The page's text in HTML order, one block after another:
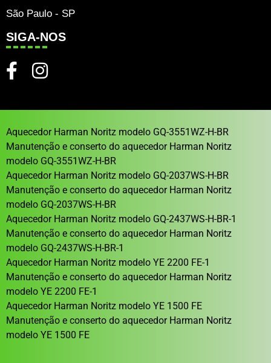
São Paulo - SP
SIGA-NOS
Aquecedor Harman Noritz modelo GQ-3551WZ-H-BR
Manutenção e conserto do aquecedor Harman Noritz
modelo GQ-3551WZ-H-BR
Aquecedor Harman Noritz modelo GQ-2037WS-H-BR
Manutenção e conserto do aquecedor Harman Noritz
modelo GQ-2037WS-H-BR
Aquecedor Harman Noritz modelo GQ-2437WS-H-BR-1
Manutenção e conserto do aquecedor Harman Noritz
modelo GQ-2437WS-H-BR-1
Aquecedor Harman Noritz modelo YE 2200 FE-1
Manutenção e conserto do aquecedor Harman Noritz
modelo YE 2200 FE-1
Aquecedor Harman Noritz modelo YE 1500 FE
Manutenção e conserto do aquecedor Harman Noritz
modelo YE 1500 FE